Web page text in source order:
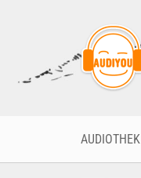
AUDIOTHEK